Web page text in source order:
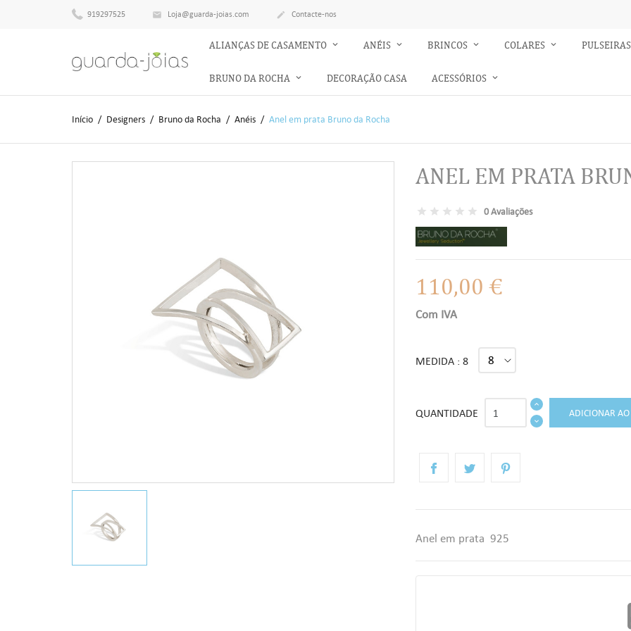
919297525  Loja@guarda-joias.com  Contacte-nos
ALIANÇAS DE CASAMENTO ANÉIS BRINCOS COLARES PULSEIRAS
BRUNO DA ROCHA DECORAÇÃO CASA ACESSÓRIOS
Início Designers Bruno da Rocha Anéis Anel em prata Bruno da Rocha
ANEL EM PRATA
0 Avaliações
110,00 €
Com IVA
MEDIDA : 8
QUANTIDADE ADICIONAR
Anel em prata 925